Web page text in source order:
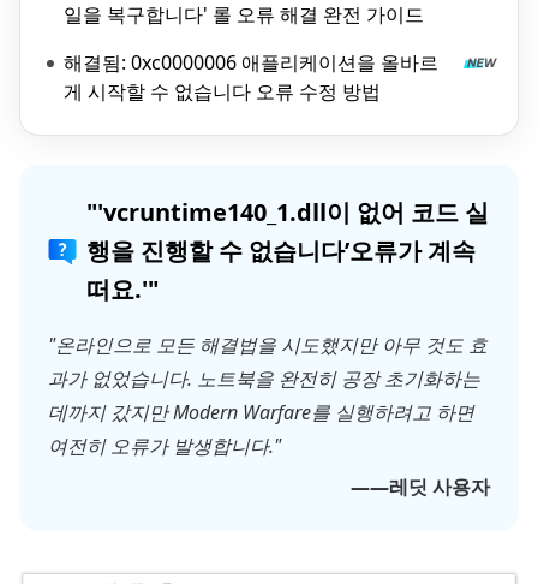
일을 복구합니다' 롤 오류 해결 완전 가이드
해결됨: 0xc0000006 애플리케이션을 올바르
게 시작할 수 없습니다 오류 수정 방법
"'vcruntime140_1.dll이 없어 코드 실
행을 진행할 수 없습니다’오류가 계속
떠요.'"
"온라인으로 모든 해결법을 시도했지만 아무 것도 효
과가 없었습니다. 노트북을 완전히 공장 초기화하는
데까지 갔지만 Modern Warfare를 실행하려고 하면
여전히 오류가 발생합니다."
——레딧 사용자